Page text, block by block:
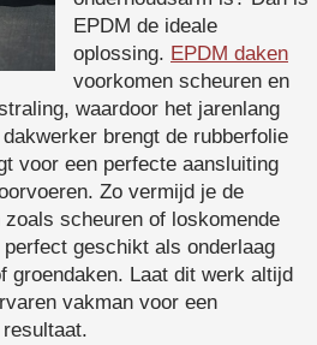
EPDM de ideale
oplossing. EPDM daken
voorkomen scheuren en
waardoor het jarenlang
brengt de rubberfolie
voor een perfecte aansluiting
Zo vermijd je de
scheuren of loskomende
geschikt als onderlaag
groendaken. Laat dit werk altijd
vakman voor een